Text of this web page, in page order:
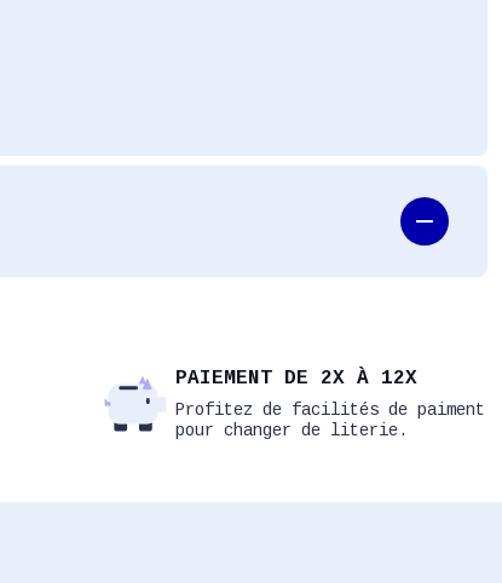
PAIEMENT DE 2X À 12X
Profitez de facilités de paiment
pour changer de literie.